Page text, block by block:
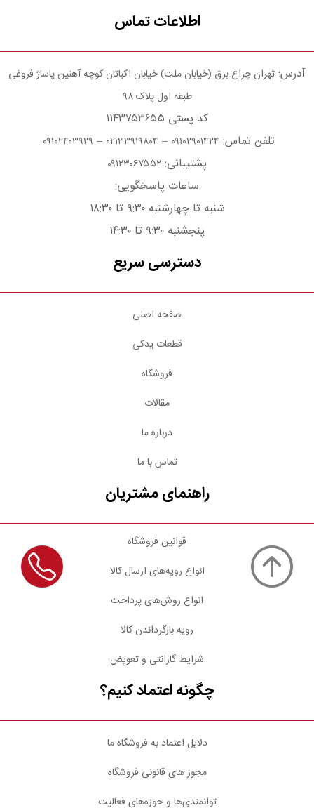
اطلاعات تماس
آدرس: تهران چراغ برق (خیابان ملت) خیابان اکباتان کوچه آهنین پاساژ فروغی
طبقه اول پلاک ۹۸
کد پستی ۱۱۴۳۷۵۳۶۵۵
تلفن تماس: ۰۹۱۰۲۹۰۱۴۲۴ – ۰۲۱۳۳۹۱۹۸۰۴ – ۰۹۱۰۲۴۰۳۹۲۹
پشتیبانی: ۰۹۱۲۳۰۶۷۵۵۲
ساعات پاسخگویی:
شنبه تا چهارشنبه ۹:۳۰ تا ۱۸:۳۰
پنجشنبه ۹:۳۰ تا ۱۴:۳۰
دسترسی سریع
صفحه اصلی
قطعات یدکی
فروشگاه
مقالات
درباره ما
تماس با ما
راهنمای مشتریان
قوانین فروشگاه
انواع رویه‌های ارسال کالا
انواع روش‌های پرداخت
رویه بازگرداندن کالا
شرایط گارانتی و تعویض
چگونه اعتماد کنیم؟
دلایل اعتماد به فروشگاه ما
مجوز های قانونی فروشگاه
توانمندی‌ها و حوزه‌های فعالیت